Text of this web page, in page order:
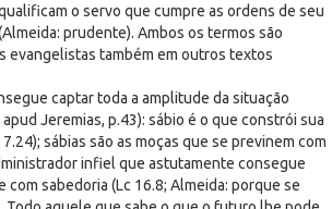
o servo que cumpre as ordens de seu
prudente). Ambos os termos são
evangelistas também em outros textos
captar toda a amplitude da situação
Jeremias, p.43): sábio é o que constrói sua
sábias são as moças que se previnem com
infiel que astutamente consegue
com sabedoria (Lc 16.8; Almeida: porque se